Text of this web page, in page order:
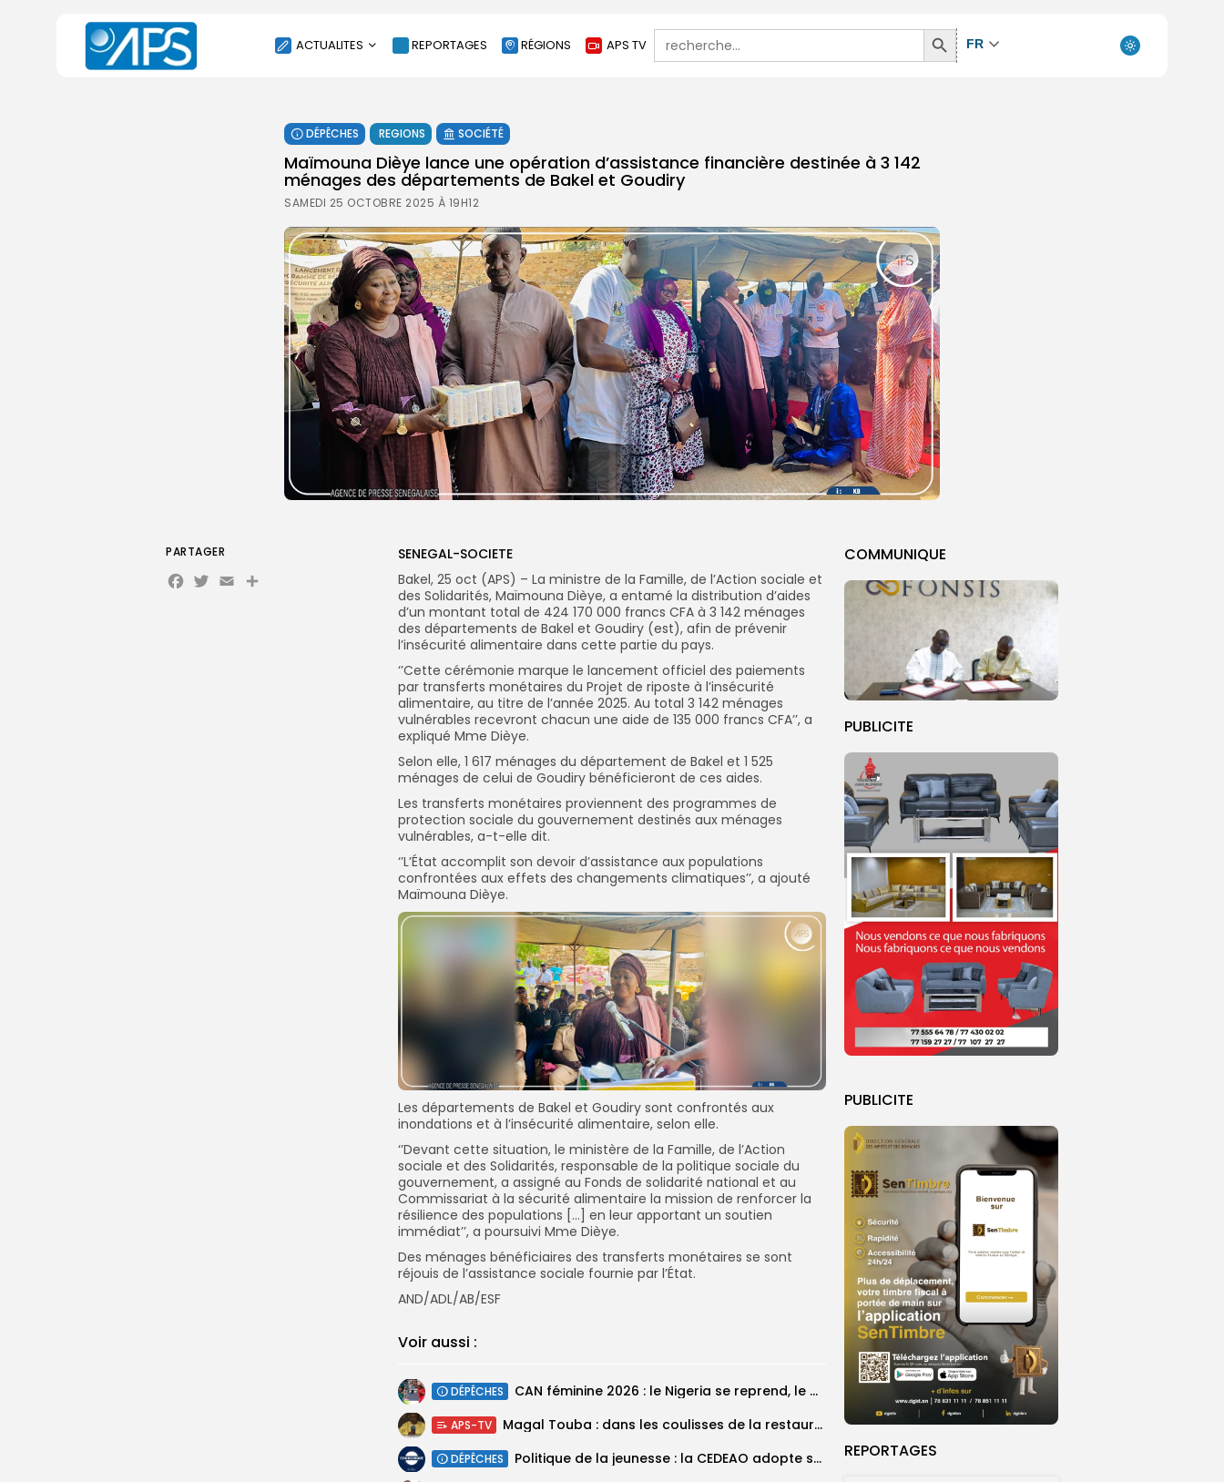
ACTUALITES
SOCIÉTÉ
ÉCONOMIE
CULTURE
ENVIRONNEMENT
INTERNATIONAL
AGENDA
SANTE
REPORTAGES RÉGIONS APS TV
Search
for:
Search
Button
FR
DÉPÊCHES REGIONS SOCIÉTÉ
Maïmouna Dièye lance une opération d’assistance financière destinée à 3 142
ménages des départements de Bakel et Goudiry
SAMEDI 25 OCTOBRE 2025 À 19H12
COMMUNIQUE
PUBLICITE
PUBLICITE
REPORTAGES
SENEGAL-SOCIETE
Bakel, 25 oct (APS) – La ministre de la Famille, de l’Action sociale et
des Solidarités, Maïmouna Dièye, a entamé la distribution d’aides
d’un montant total de 424 170 000 francs CFA à 3 142 ménages
des départements de Bakel et Goudiry (est), afin de prévenir
l’insécurité alimentaire dans cette partie du pays.
‘’Cette cérémonie marque le lancement officiel des paiements
par transferts monétaires du Projet de riposte à l’insécurité
alimentaire, au titre de l’année 2025. Au total 3 142 ménages
vulnérables recevront chacun une aide de 135 000 francs CFA’’, a
expliqué Mme Dièye.
Selon elle, 1 617 ménages du département de Bakel et 1 525
ménages de celui de Goudiry bénéficieront de ces aides.
Les transferts monétaires proviennent des programmes de
protection sociale du gouvernement destinés aux ménages
vulnérables, a-t-elle dit.
‘’L’État accomplit son devoir d’assistance aux populations
confrontées aux effets des changements climatiques’’, a ajouté
Maïmouna Dièye.
Les départements de Bakel et Goudiry sont confrontés aux
inondations et à l’insécurité alimentaire, selon elle.
‘’Devant cette situation, le ministère de la Famille, de l’Action
sociale et des Solidarités, responsable de la politique sociale du
gouvernement, a assigné au Fonds de solidarité national et au
Commissariat à la sécurité alimentaire la mission de renforcer la
résilience des populations […] en leur apportant un soutien
immédiat’’, a poursuivi Mme Dièye.
Des ménages bénéficiaires des transferts monétaires se sont
réjouis de l’assistance sociale fournie par l’État.
AND/ADL/AB/ESF
Voir aussi :
DÉPÊCHES ‎CAN féminine 2026 : le Nigeria se reprend, le Malawi surprend encore...
APS-TV Magal Touba : dans les coulisses de la restauration de la presse...
DÉPÊCHES Politique de la jeunesse : la CEDEAO adopte son plan d’actions stratégiques...
PARTAGER
Facebook
Twitter
Email